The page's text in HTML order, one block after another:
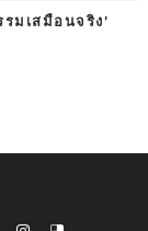
มเสมือนจริง’